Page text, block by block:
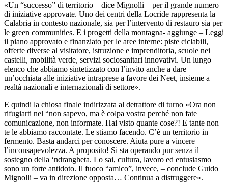
«Un “successo” di territorio – dice Mignolli – per il grande numero
di iniziative approvate. Uno dei centri della Locride rappresenta la
Calabria in contesto nazionale, sia per l’intervento di restauro sia per
le green communities. E i progetti della montagna- aggiunge – Leggi
il piano approvato e finanziato per le aree interne: piste ciclabili,
offerte diverse al visitatore, istruzione e imprenditoria, scuole nei
castelli, mobilità verde, servizi sociosanitari innovativi. Un lungo
elenco che abbiamo sintetizzato con l’invito anche a dare
un’occhiata alle iniziative intraprese a favore dei Neet, insieme a
realtà nazionali e internazionali di settore».
E quindi la chiosa finale indirizzata al detrattore di turno «Ora non
rifugiarti nel “non sapevo, ma è colpa vostra perché non fate
comunicazione, non informate. Hai visto quante cose?! E tante non
te le abbiamo raccontate. Le stiamo facendo. C’è un territorio in
fermento. Basta andarci per conoscere. Aiuta pure a vincere
l’inconsapevolezza. A proposito! Si sta operando pur senza il
sostegno della ‘ndrangheta. Lo sai, cultura, lavoro ed entusiasmo
sono un forte antidoto. Il fuoco “amico”, invece, – conclude Guido
Mignolli – va in direzione opposta… Continua a distruggere».